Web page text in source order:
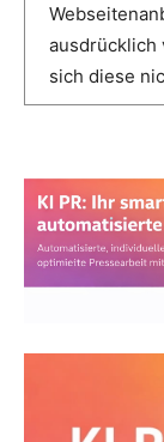
ausdrücklich
sich diese